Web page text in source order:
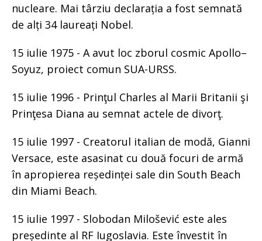
nucleare. Mai târziu declarația a fost semnată
de alți 34 laureați Nobel.
15 iulie 1975 - A avut loc zborul cosmic Apollo–
Soyuz, proiect comun SUA-URSS.
15 iulie 1996 - Prinţul Charles al Marii Britanii şi
Prinţesa Diana au semnat actele de divorţ.
15 iulie 1997 - Creatorul italian de modă, Gianni
Versace, este asasinat cu două focuri de armă
în apropierea reședinței sale din South Beach
din Miami Beach.
15 iulie 1997 - Slobodan Milošević este ales
președinte al RF Iugoslavia. Este învestit în